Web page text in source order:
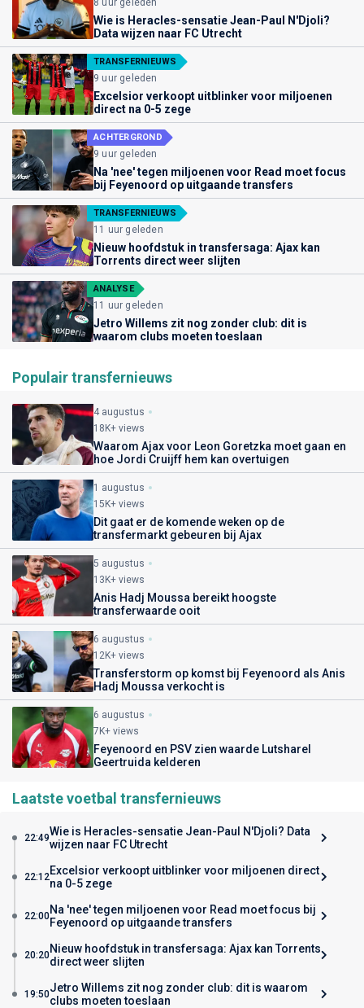
Wie is Heracles-sensatie Jean-Paul N'Djoli?
Data wijzen naar FC Utrecht
TRANSFERNIEUWS
9 uur geleden
Excelsior verkoopt uitblinker voor miljoenen
direct na 0-5 zege
ACHTERGROND
9 uur geleden
Na 'nee' tegen miljoenen voor Read moet focus
bij Feyenoord op uitgaande transfers
TRANSFERNIEUWS
11 uur geleden
Nieuw hoofdstuk in transfersaga: Ajax kan
Torrents direct weer slijten
ANALYSE
11 uur geleden
Jetro Willems zit nog zonder club: dit is
waarom clubs moeten toeslaan
Populair transfernieuws
4 augustus
18K+ views
Waarom Ajax voor Leon Goretzka moet gaan en
hoe Jordi Cruijff hem kan overtuigen
1 augustus
15K+ views
Dit gaat er de komende weken op de
transfermarkt gebeuren bij Ajax
5 augustus
13K+ views
Anis Hadj Moussa bereikt hoogste
transferwaarde ooit
6 augustus
12K+ views
Transferstorm op komst bij Feyenoord als Anis
Hadj Moussa verkocht is
6 augustus
7K+ views
Feyenoord en PSV zien waarde Lutsharel
Geertruida kelderen
Laatste voetbal transfernieuws
22:49Wie is Heracles-sensatie Jean-Paul N'Djoli? Data
wijzen naar FC Utrecht
22:12Excelsior verkoopt uitblinker voor miljoenen direct
na 0-5 zege
22:00Na 'nee' tegen miljoenen voor Read moet focus bij
Feyenoord op uitgaande transfers
20:20Nieuw hoofdstuk in transfersaga: Ajax kan Torrents
direct weer slijten
19:50Jetro Willems zit nog zonder club: dit is waarom
clubs moeten toeslaan